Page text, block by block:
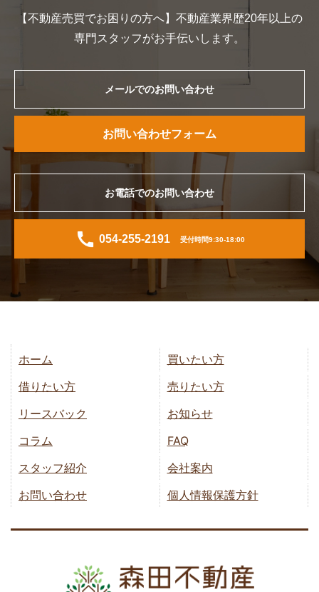
【不動産売買でお困りの方へ】不動産業界歴20年以上の
専門スタッフがお手伝いします。
メールでのお問い合わせ
お問い合わせフォーム
お電話でのお問い合わせ
054-255-2191 受付時間9:30-18:00
ホーム
買いたい方
借りたい方
売りたい方
リースバック
お知らせ
コラム
FAQ
スタッフ紹介
会社案内
お問い合わせ
個人情報保護方針